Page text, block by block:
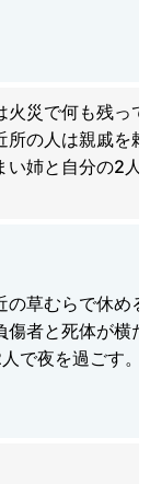
火災で何も残っ
所の人は親戚を
い姉と自分の2人
の草むらで休め
傷者と死体が横
で夜を過ごす。